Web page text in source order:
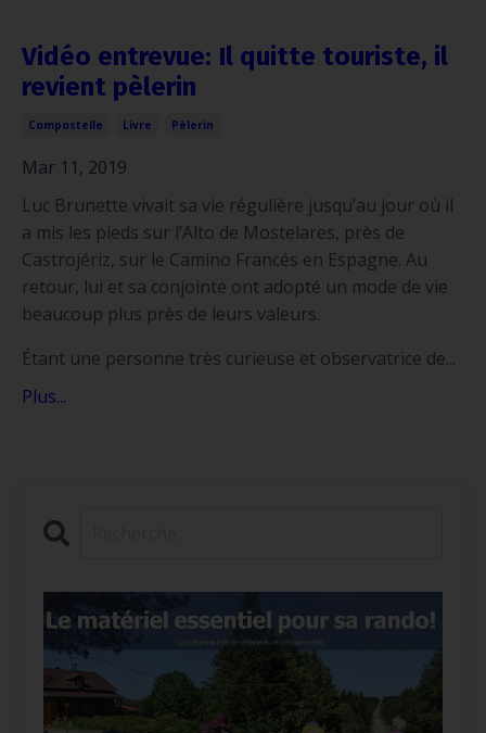
Vidéo entrevue: Il quitte touriste, il
revient pèlerin
Compostelle Livre Pèlerin
Mar 11, 2019
Luc Brunette vivait sa vie régulière jusqu’au jour où il
a mis les pieds sur l’Alto de Mostelares, près de
Castrojériz, sur le Camino Francés en Espagne. Au
retour, lui et sa conjointe ont adopté un mode de vie
beaucoup plus près de leurs valeurs.
Étant une personne très curieuse et observatrice de...
Plus...